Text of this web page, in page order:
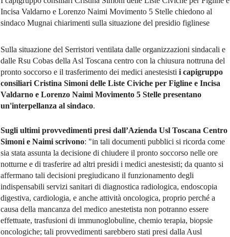
Incisa Valdarno e Lorenzo Naimi Movimento 5 Stelle chiedono al
sindaco Mugnai chiarimenti sulla situazione del presidio figlinese
Sulla situazione del Serristori ventilata dalle organizzazioni sindacali e
dalle Rsu Cobas della Asl Toscana centro con la chiusura nottruna del
pronto soccorso e il trasferimento dei medici anestesisti i capigruppo
consiliari Cristina Simoni delle Liste Civiche per Figline e Incisa
Valdarno e Lorenzo Naimi Movimento 5 Stelle presentano
un'interpellanza al sindaco.
Sugli ultimi provvedimenti presi dall’Azienda Usl Toscana Centro
Simoni e Naimi scrivono: "in tali documenti pubblici si ricorda come
sia stata assunta la decisione di chiudere il pronto soccorso nelle ore
notturne e di trasferire ad altri presidi i medici anestesisti; da quanto si
affermano tali decisioni pregiudicano il funzionamento degli
indispensabili servizi sanitari di diagnostica radiologica, endoscopia
digestiva, cardiologia, e anche attività oncologica, proprio perché a
causa della mancanza del medico anestetista non potranno essere
effettuate, trasfusioni di immunoglobuline, chemio terapia, biopsie
oncologiche; tali provvedimenti sarebbero stati presi dalla Ausl